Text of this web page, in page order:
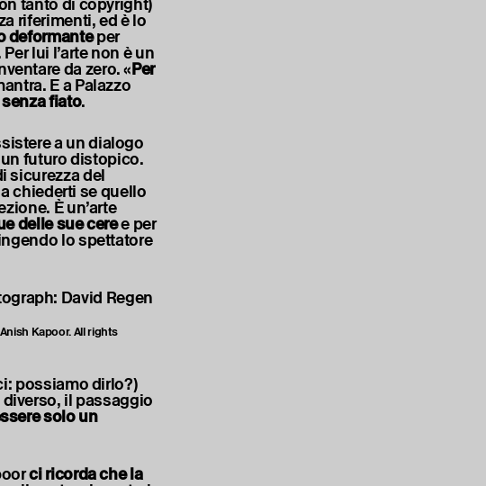
riferimenti, ed è lo
deformanteper
lui l’arte non è un
da zero. «Per
E a Palazzo
fiato.
a un dialogo
futuro distopico.
sicurezza del
chiederti se quello
È un’arte
delle sue ceree per
lo spettatore
Kapoor. All rights
possiamo dirlo?)
il passaggio
solo un
ci ricorda che la